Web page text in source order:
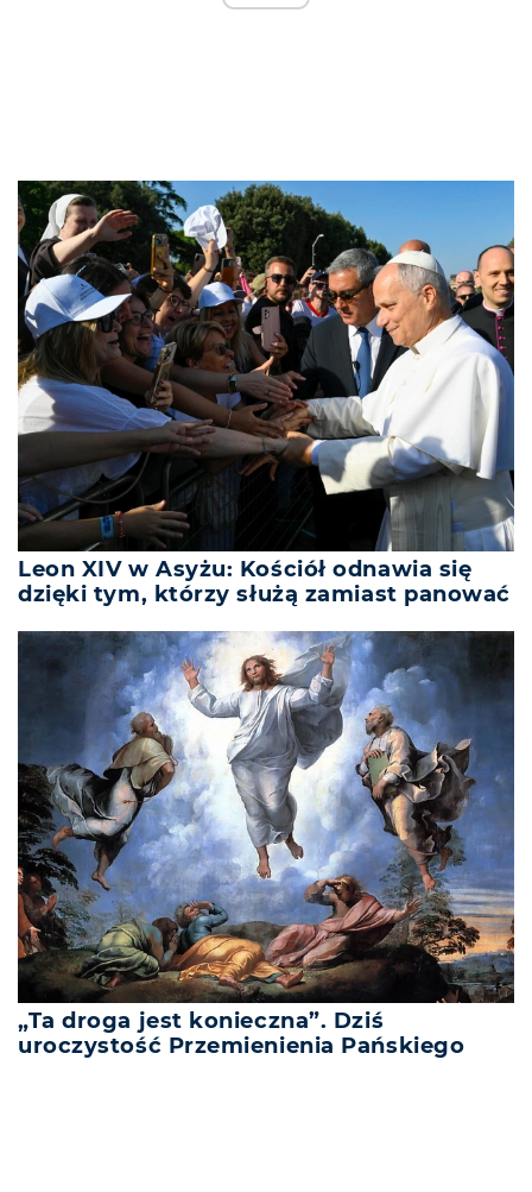
Leon XIV w Asyżu: Kościół odnawia się
dzięki tym, którzy służą zamiast panować
„Ta droga jest konieczna”. Dziś
uroczystość Przemienienia Pańskiego